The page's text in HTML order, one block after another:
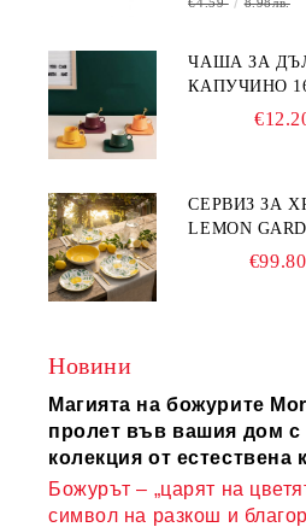
ЧАША ЗА
КАПУЧИНО
ЛЪЖИЧКА
СЕРВИЗ ЗА
LEMON
ПОРЦЕЛАН€99.80
Новини
Магията на божурите
пролет във вашия дом с
колекция от естествена
Божурът – „царят на
символ на разкош и